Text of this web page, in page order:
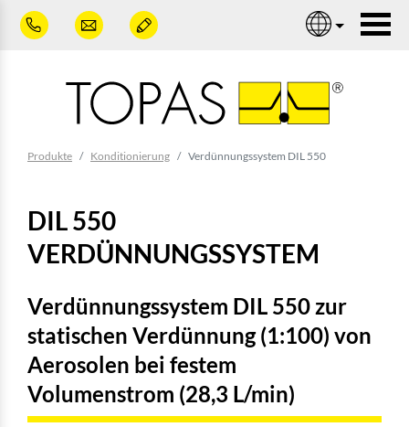
Zum Hauptinhalt springen
Produkte Konditionierung Verdünnungssystem DIL 550
DIL 550
VERDÜNNUNGSSYSTEM
Verdünnungssystem DIL 550 zur
statischen Verdünnung (1:100) von
Aerosolen bei festem
Volumenstrom (28,3 L/min)